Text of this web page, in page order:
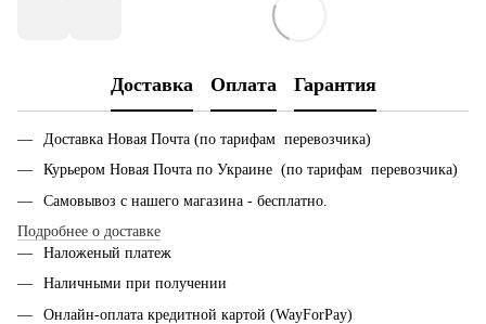
Доставка Оплата Гарантия
Доставка Новая Почта (по тарифам перевозчика)
Курьером Новая Почта по Украине (по тарифам перевозчика)
Самовывоз с нашего магазина - бесплатно.
Подробнее о доставке
Наложеный платеж
Наличными при получении
Онлайн-оплата кредитной картой (WayForPay)